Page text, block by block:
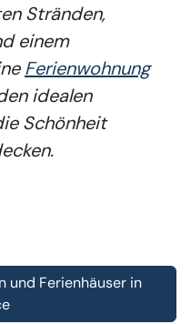
Stränden,
einem
Ferienwohnung
idealen
Schönheit
und Ferienhäuser in